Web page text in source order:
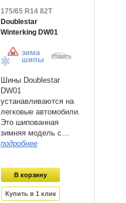
175/65 R14 82T
Doublestar
Winterking DW01
зима
шипы
Шины Doublestar
DW01
устанавливаются на
легковые автомобили.
Это шипованная
зимняя модель с…
подробнее